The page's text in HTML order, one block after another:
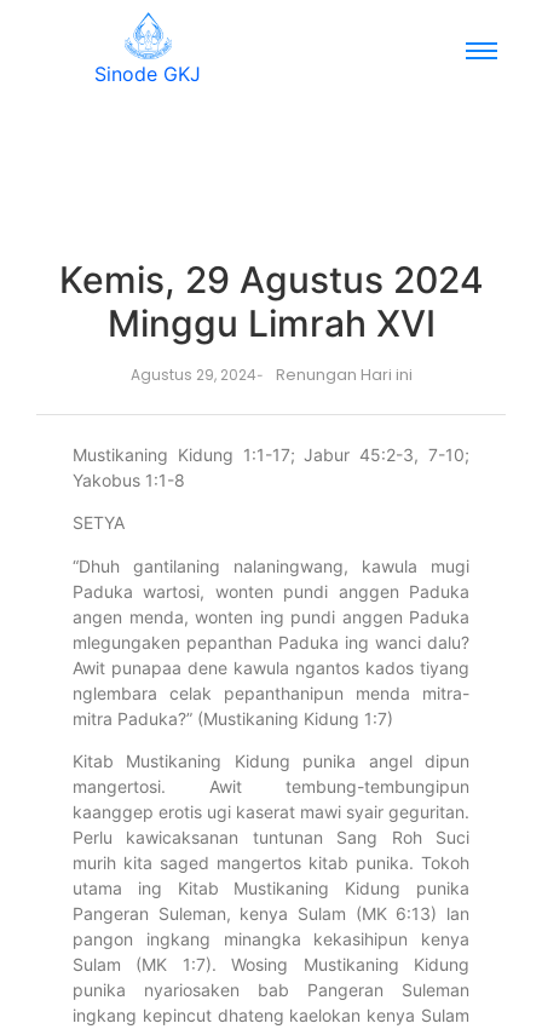
Sinode GKJ
Kemis, 29 Agustus 2024
Minggu Limrah XVI
Agustus 29, 2024- Renungan Hari ini
Mustikaning Kidung 1:1-17; Jabur 45:2-3, 7-10;
Yakobus 1:1-8
SETYA
“Dhuh gantilaning nalaningwang, kawula mugi
Paduka wartosi, wonten pundi anggen Paduka
angen menda, wonten ing pundi anggen Paduka
mlegungaken pepanthan Paduka ing wanci dalu?
Awit punapaa dene kawula ngantos kados tiyang
nglembara celak pepanthanipun menda mitra-
mitra Paduka?” (Mustikaning Kidung 1:7)
Kitab Mustikaning Kidung punika angel dipun
mangertosi. Awit tembung-tembungipun
kaanggep erotis ugi kaserat mawi syair geguritan.
Perlu kawicaksanan tuntunan Sang Roh Suci
murih kita saged mangertos kitab punika. Tokoh
utama ing Kitab Mustikaning Kidung punika
Pangeran Suleman, kenya Sulam (MK 6:13) lan
pangon ingkang minangka kekasihipun kenya
Sulam (MK 1:7). Wosing Mustikaning Kidung
punika nyariosaken bab Pangeran Suleman
ingkang kepincut dhateng kaelokan kenya Sulam